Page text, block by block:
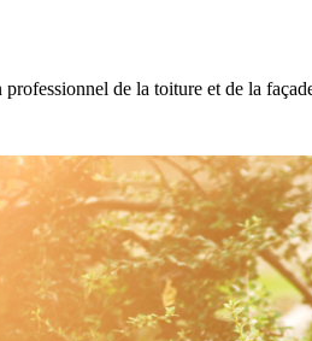
professionnel de la toiture et de la